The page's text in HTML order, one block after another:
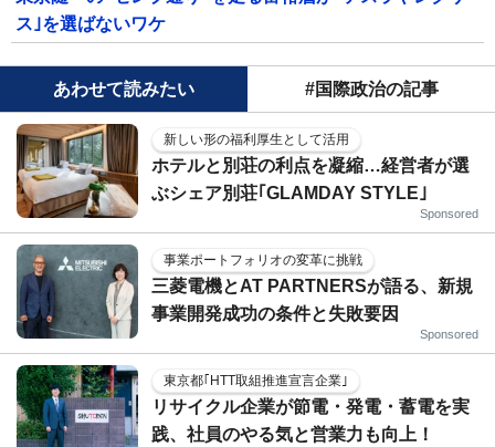
ス｣を選ばないワケ
あわせて読みたい #国際政治の記事
新しい形の福利厚生として活用
ホテルと別荘の利点を凝縮…経営者が選
ぶシェア別荘｢GLAMDAY STYLE｣
Sponsored
事業ポートフォリオの変革に挑戦
三菱電機とAT PARTNERSが語る、新規
事業開発成功の条件と失敗要因
Sponsored
東京都｢HTT取組推進宣言企業｣
リサイクル企業が節電・発電・蓄電を実
践、社員のやる気と営業力も向上！